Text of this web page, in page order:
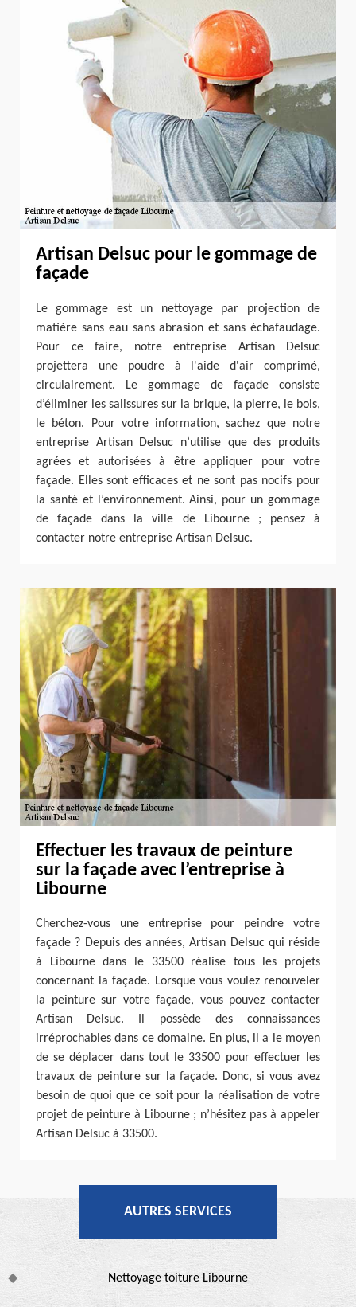
Artisan Delsuc pour le gommage de
façade
Le gommage est un nettoyage par projection de
matière sans eau sans abrasion et sans échafaudage.
Pour ce faire, notre entreprise Artisan Delsuc
projettera une poudre à l'aide d'air comprimé,
circulairement. Le gommage de façade consiste
d’éliminer les salissures sur la brique, la pierre, le bois,
le béton. Pour votre information, sachez que notre
entreprise Artisan Delsuc n’utilise que des produits
agrées et autorisées à être appliquer pour votre
façade. Elles sont efficaces et ne sont pas nocifs pour
la santé et l’environnement. Ainsi, pour un gommage
de façade dans la ville de Libourne ; pensez à
contacter notre entreprise Artisan Delsuc.
Effectuer les travaux de peinture
sur la façade avec l’entreprise à
Libourne
Cherchez-vous une entreprise pour peindre votre
façade ? Depuis des années, Artisan Delsuc qui réside
à Libourne dans le 33500 réalise tous les projets
concernant la façade. Lorsque vous voulez renouveler
la peinture sur votre façade, vous pouvez contacter
Artisan Delsuc. Il possède des connaissances
irréprochables dans ce domaine. En plus, il a le moyen
de se déplacer dans tout le 33500 pour effectuer les
travaux de peinture sur la façade. Donc, si vous avez
besoin de quoi que ce soit pour la réalisation de votre
projet de peinture à Libourne ; n’hésitez pas à appeler
Artisan Delsuc à 33500.
AUTRES SERVICES
Nettoyage toiture Libourne